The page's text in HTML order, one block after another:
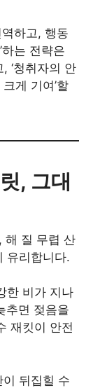
하고, 행동
는 전략은
‘청취자의 안
게 기여’할
, 그대
해 질 무렵 산
유리합니다.
한 비가 지나
추면 젖음을
재킷이 안전
뒤집힐 수